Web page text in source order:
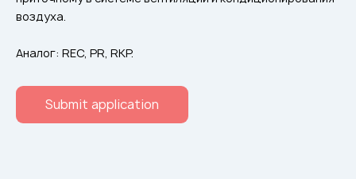
Горнодобывающая отрасль
Прочее оборудование
воздуха.
Аналог: REC, PR, RKP.
Submit application